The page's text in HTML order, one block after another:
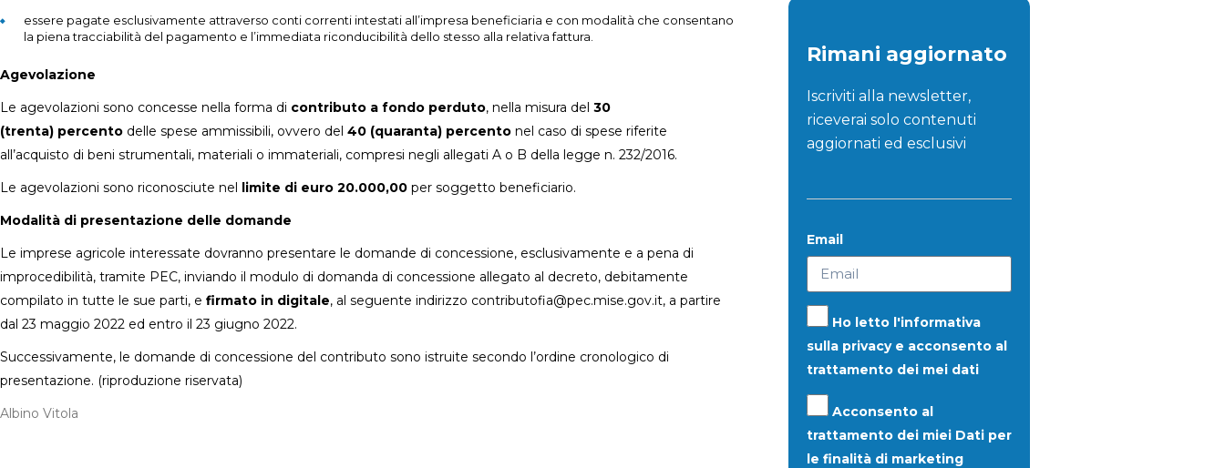
essere pagate esclusivamente attraverso conti correnti intestati all’impresa beneficiaria e con modalità che consentano
la piena tracciabilità del pagamento e l’immediata riconducibilità dello stesso alla relativa fattura.
Agevolazione
Le agevolazioni sono concesse nella forma di contributo a fondo perduto, nella misura del 30
(trenta) percento delle spese ammissibili, ovvero del 40 (quaranta) percento nel caso di spese riferite
all’acquisto di beni strumentali, materiali o immateriali, compresi negli allegati A o B della legge n. 232/2016.
Le agevolazioni sono riconosciute nel
limite di euro 20.000,00 per soggetto beneficiario.
Modalità di presentazione delle domande
Le imprese agricole interessate dovranno presentare le domande di concessione, esclusivamente e a pena di
improcedibilità, tramite PEC, inviando il modulo di domanda di concessione allegato al decreto, debitamente
compilato in tutte le sue parti, e firmato in digitale, al seguente indirizzo contributofia@pec.mise.gov.it, a partire
dal 23 maggio 2022 ed entro il 23 giugno 2022.
Successivamente, le domande di concessione del contributo sono istruite secondo l’ordine cronologico di
presentazione. (riproduzione riservata)
Albino Vitola
Rimani aggiornato
Iscriviti alla newsletter,
riceverai solo contenuti
aggiornati ed esclusivi
Email
Ho letto l'informativa
sulla privacye acconsento al
trattamento dei mei dati
Acconsento al
trattamento dei miei Dati per
le finalità di marketing